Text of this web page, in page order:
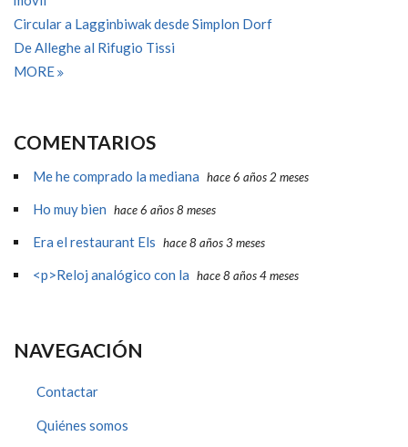
Circular a Lagginbiwak desde Simplon Dorf
De Alleghe al Rifugio Tissi
MORE
COMENTARIOS
Me he comprado la mediana hace 6 años 2 meses
Ho muy bien hace 6 años 8 meses
Era el restaurant Els hace 8 años 3 meses
<p>Reloj analógico con la hace 8 años 4 meses
NAVEGACIÓN
Contactar
Quiénes somos